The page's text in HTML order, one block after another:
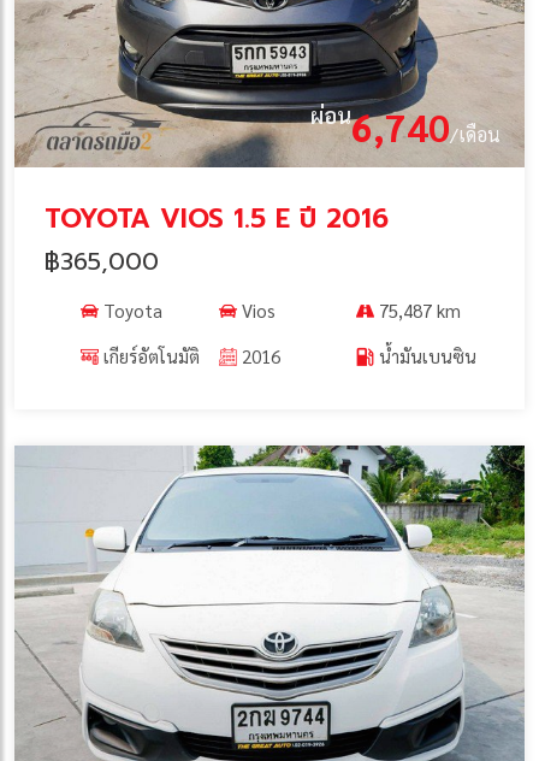
ผ่อน6,740/เดือน
TOYOTA VIOS 1.5 E ปี 2016
฿365,000
Toyota Vios
75,487 km
เกียร์อัตโนมัติ
2016 น้ำมันเบนซิน